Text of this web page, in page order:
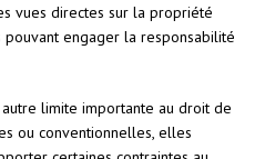
vues directes sur la propriété
pouvant engager la responsabilité
limite importante au droit de
ou conventionnelles, elles